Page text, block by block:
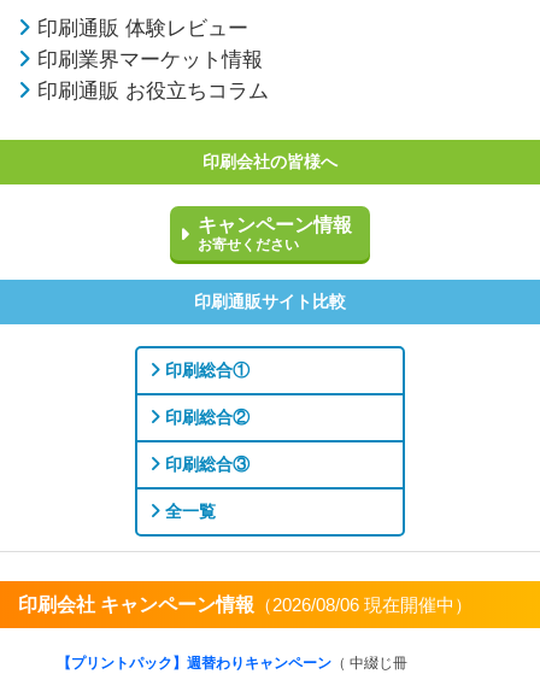
印刷通販 体験レビュー
印刷業界マーケット情報
印刷通販 お役立ちコラム
印刷会社の皆様へ
キャンペーン情報
お寄せください
印刷通販サイト比較
印刷総合①
印刷総合②
印刷総合③
全一覧
印刷会社 キャンペーン情報 （2026/08/06 現在開催中）
【プリントパック】週替わりキャンペーン （ 中綴じ冊